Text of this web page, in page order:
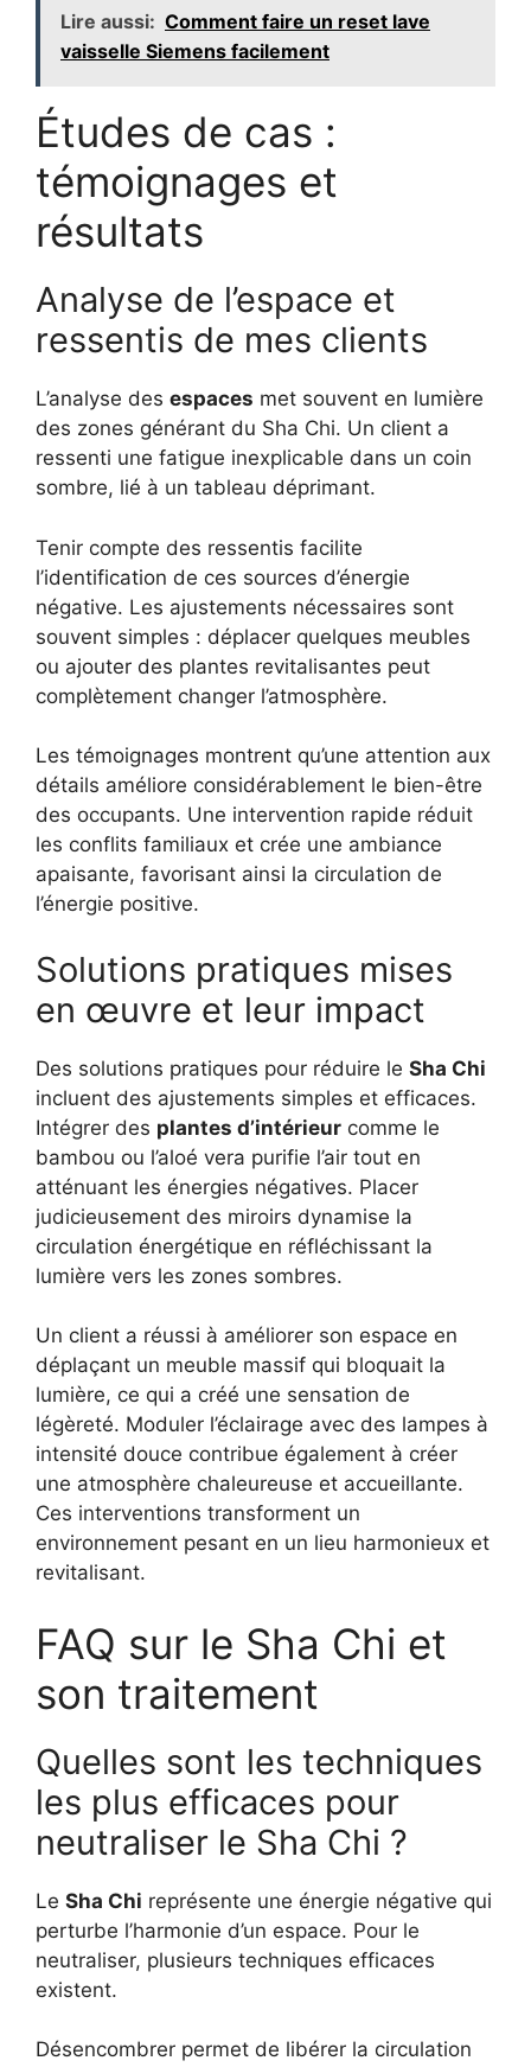
Lire aussi: Comment faire un reset lave
vaisselle Siemens facilement
Études de cas :
témoignages et
résultats
Analyse de l’espace et
ressentis de mes clients
L’analyse des espaces met souvent en lumière
des zones générant du Sha Chi. Un client a
ressenti une fatigue inexplicable dans un coin
sombre, lié à un tableau déprimant.
Tenir compte des ressentis facilite
l’identification de ces sources d’énergie
négative. Les ajustements nécessaires sont
souvent simples : déplacer quelques meubles
ou ajouter des plantes revitalisantes peut
complètement changer l’atmosphère.
Les témoignages montrent qu’une attention aux
détails améliore considérablement le bien-être
des occupants. Une intervention rapide réduit
les conflits familiaux et crée une ambiance
apaisante, favorisant ainsi la circulation de
l’énergie positive.
Solutions pratiques mises
en œuvre et leur impact
Des solutions pratiques pour réduire le Sha Chi
incluent des ajustements simples et efficaces.
Intégrer des plantes d’intérieur comme le
bambou ou l’aloé vera purifie l’air tout en
atténuant les énergies négatives. Placer
judicieusement des miroirs dynamise la
circulation énergétique en réfléchissant la
lumière vers les zones sombres.
Un client a réussi à améliorer son espace en
déplaçant un meuble massif qui bloquait la
lumière, ce qui a créé une sensation de
légèreté. Moduler l’éclairage avec des lampes à
intensité douce contribue également à créer
une atmosphère chaleureuse et accueillante.
Ces interventions transforment un
environnement pesant en un lieu harmonieux et
revitalisant.
FAQ sur le Sha Chi et
son traitement
Quelles sont les techniques
les plus efficaces pour
neutraliser le Sha Chi ?
Le Sha Chi représente une énergie négative qui
perturbe l’harmonie d’un espace. Pour le
neutraliser, plusieurs techniques efficaces
existent.
Désencombrer permet de libérer la circulation